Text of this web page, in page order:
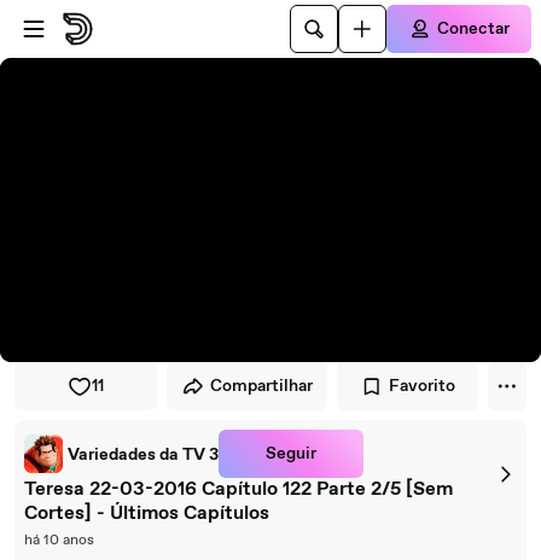
Pular para o player
Ir para o conteúdo principal
Conectar
11 Compartilhar Favorito
Variedades da TV 3 Seguir
Teresa 22-03-2016 Capítulo 122 Parte 2/5 [Sem
Cortes] - Últimos Capítulos
há 10 anos